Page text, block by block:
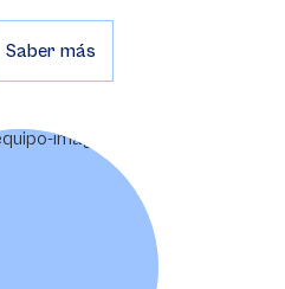
Saber más